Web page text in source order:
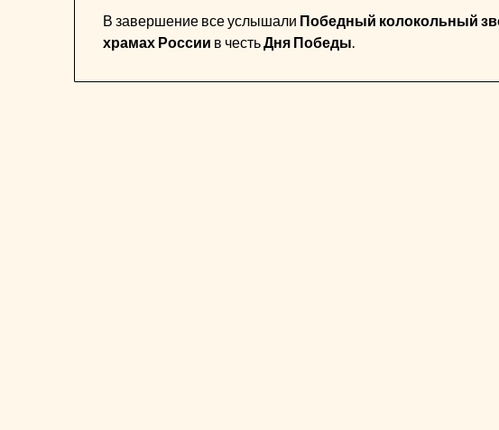
В завершение все услышали Победный колокольный
храмах России в честь Дня Победы